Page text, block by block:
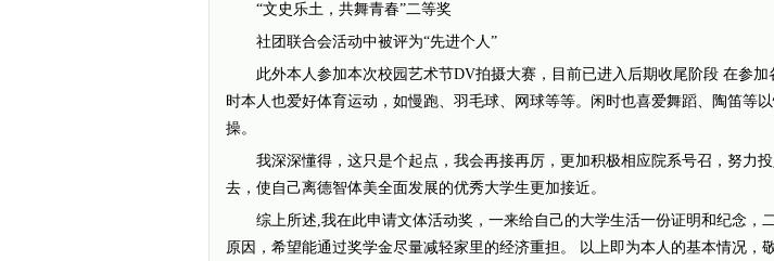
“文史乐土，共舞青春”二等奖
社团联合会活动中被评为“先进个人”
此外本人参加本次校园艺术节DV拍摄大赛，目前已进入后期收尾阶段 在参加
时本人也爱好体育运动，如慢跑、羽毛球、网球等等。闲时也喜爱舞蹈、陶笛等
操。
我深深懂得，这只是个起点，我会再接再厉，更加积极相应院系号召，努力投
去，使自己离德智体美全面发展的优秀大学生更加接近。
综上所述,我在此申请文体活动奖，一来给自己的大学生活一份证明和纪念，
原因，希望能通过奖学金尽量减轻家里的经济重担。 以上即为本人的基本情况，